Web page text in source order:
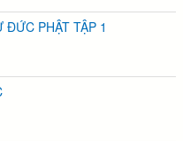
ĐỨC PHẬT TẬP 1